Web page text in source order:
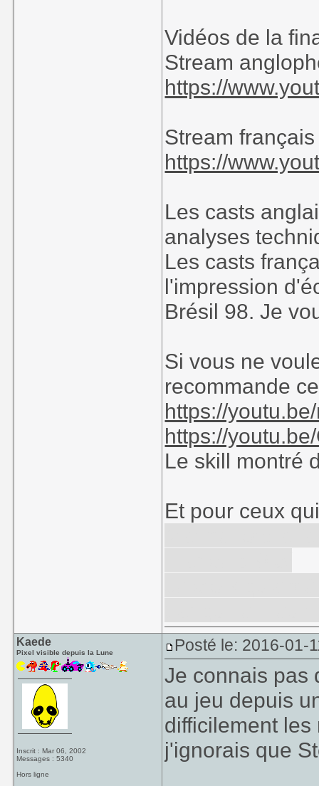
Vidéos de la
Stream
https://
Stream
https://
Les casts
analyses
Les casts
l'impression
Brésil 98. Je
Si vous ne
recommande
https://
https://
Le skill montré
Et pour ceux
Kaede
Pixel visible depuis la Lune
Inscrit : Mar 06, 2002
Messages : 5340
Hors ligne
Posté le: 2016-01-
Je connais pas
au jeu depuis
difficilement
j'ignorais que